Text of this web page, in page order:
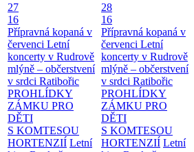
27
16
Přípravná kopaná v
červenci Letní
koncerty v Rudrově
mlýně – občerstvení
v srdci Ratibořic
PROHLÍDKY
ZÁMKU PRO
DĚTI
S KOMTESOU
HORTENZIÍ Letní
28
16
Přípravná kopaná v
červenci Letní
koncerty v Rudrově
mlýně – občerstvení
v srdci Ratibořic
PROHLÍDKY
ZÁMKU PRO
DĚTI
S KOMTESOU
HORTENZIÍ Letní